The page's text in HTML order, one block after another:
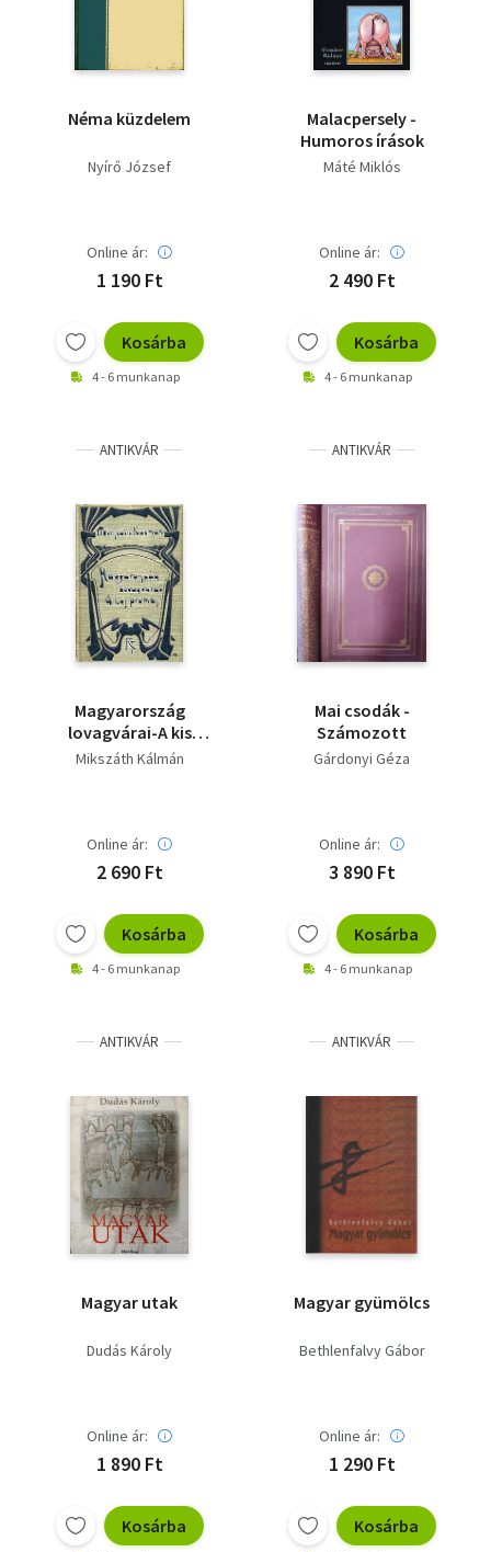
Néma küzdelem
Nyírő József
Online ár:
1 190 Ft
Kosárba
4 - 6 munkanap
Malacpersely -
Humoros írások
Máté Miklós
Online ár:
2 490 Ft
Kosárba
4 - 6 munkanap
ANTIKVÁR
Magyarország
lovagvárai-A kis
prímás
Mikszáth Kálmán
Online ár:
2 690 Ft
Kosárba
4 - 6 munkanap
ANTIKVÁR
Mai csodák -
Számozott
Gárdonyi Géza
Online ár:
3 890 Ft
Kosárba
4 - 6 munkanap
ANTIKVÁR
Magyar utak
Dudás Károly
Online ár:
1 890 Ft
Kosárba
ANTIKVÁR
Magyar gyümölcs
Bethlenfalvy Gábor
Online ár:
1 290 Ft
Kosárba